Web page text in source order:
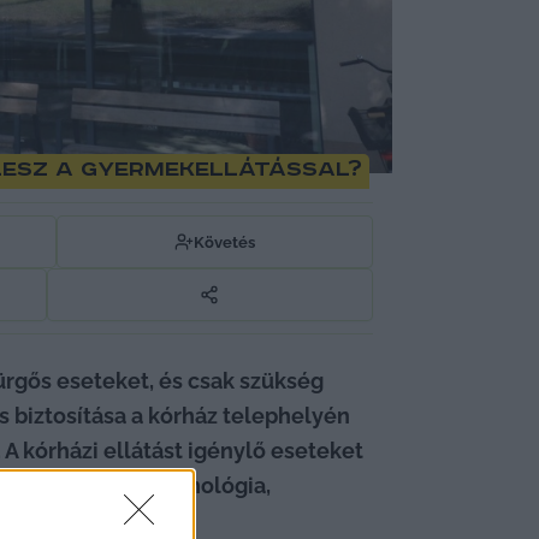
a gyermekellátással?
Követés
eseteket, és csak szükség
biztosítása a kórház telephelyén
kórházi ellátást igénylő eseteket
endokrinológia,